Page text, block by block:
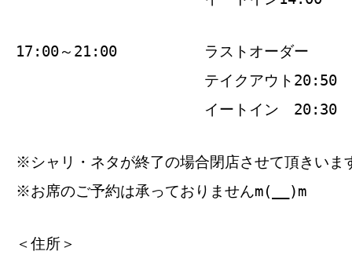
17:00～21:00
ラストオーダー
テイクアウト20:50
イートイン 20:30
※シャリ・ネタが終了の場合閉店させて頂きいま
※お席のご予約は承っておりませんm(__)m
＜住所＞